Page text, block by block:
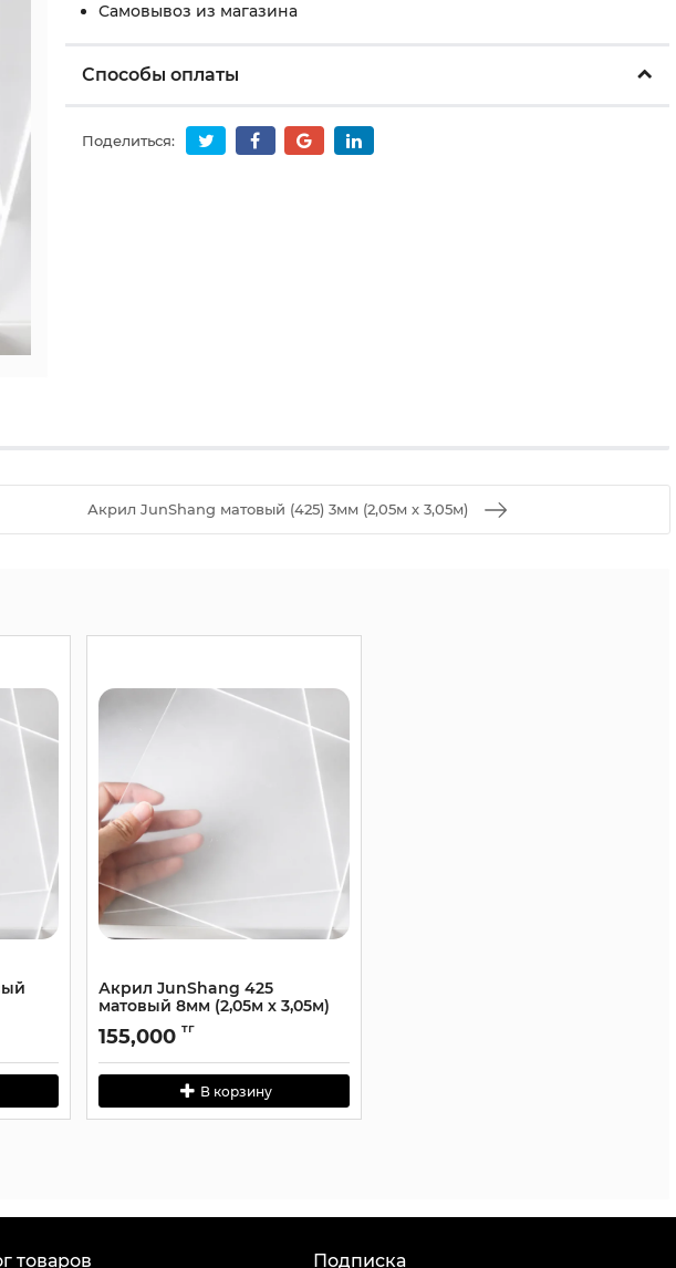
Самовывоз из магазина
Способы оплаты
Поделиться:
Акрил JunShang матовый (425) 3мм (2,05м х 3,05м)
Акрил JunShang 425
матовый 8мм (2,05м х 3,05м)
155,000 тг
В корзину
товаров Подписка